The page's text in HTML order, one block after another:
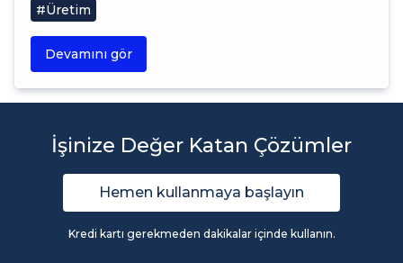
#Üretim
Devamını gör
İşinize Değer Katan Çözümler
Hemen kullanmaya başlayın
Kredi kartı gerekmeden dakikalar içinde kullanın.